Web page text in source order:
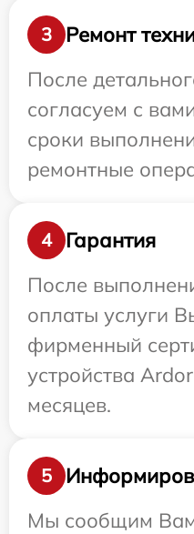
3
Ремонт
После
согласуем с
сроки
ремонтные
4
Гарантия
После
оплаты услуги
фирменный
устройства
месяцев.
5
Мы сообщим